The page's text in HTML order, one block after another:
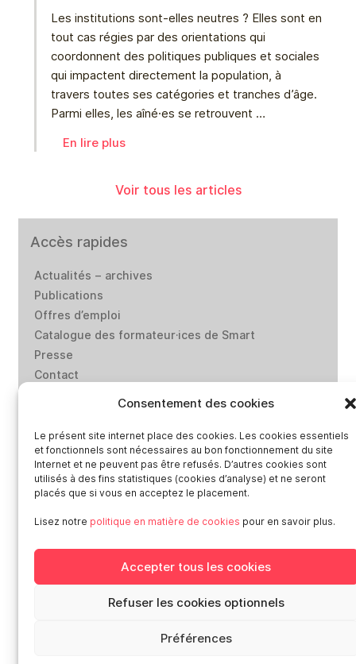
Consentement des cookies
Le présent site internet place des cookies. Les cookies essentiels
et fonctionnels sont nécessaires au bon fonctionnement du site
Internet et ne peuvent pas être refusés. D’autres cookies sont
utilisés à des fins statistiques (cookies d’analyse) et ne seront
placés que si vous en acceptez le placement.
Lisez notre politique en matière de cookies pour en savoir plus.
Accepter tous les cookies
Refuser les cookies optionnels
Préférences
Les institutions sont-elles neutres ? Elles sont en
tout cas régies par des orientations qui
coordonnent des politiques publiques et sociales
qui impactent directement la population, à
travers toutes ses catégories et tranches d’âge.
Parmi elles, les aîné⸱es se retrouvent …
En lire plus
Voir tous les articles
Accès rapides
Actualités – archives
Publications
Offres d’emploi
Catalogue des formateur·ices de Smart
Presse
Contact
Mentions légales
Loi “lanceurs d’alerte”: effectuez un signalement
Réseaux sociaux
Smart en Europe